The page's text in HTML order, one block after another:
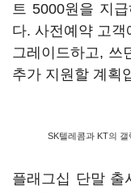
트 5000원을 지
다. 사전예약 고
그레이드하고, 쓰
추가 지원할 계획
SK텔레콤과 KT의
플래그십 단말 출